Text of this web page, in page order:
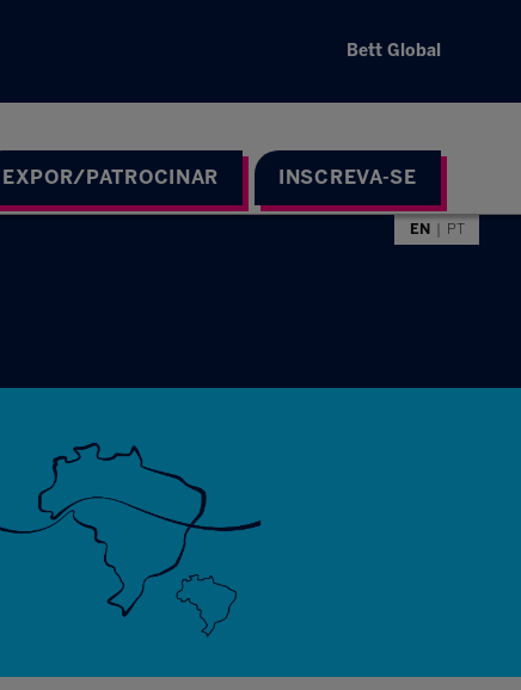
Bett Global
EXPOR/PATROCINAR INSCREVA-SE
EN PT